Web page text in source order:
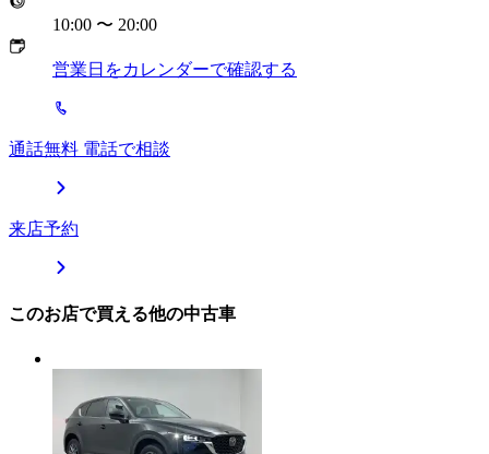
10:00 〜 20:00
営業日をカレンダーで確認する
通話無料 電話で相談
来店予約
このお店で買える他の中古車